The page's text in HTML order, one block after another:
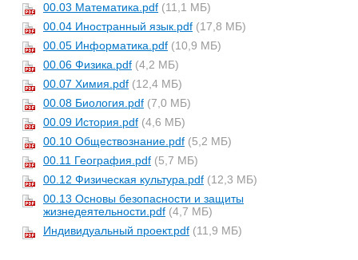
00.03 Математика.pdf (11,1 МБ)
00.04 Иностранный язык.pdf (17,8 МБ)
00.05 Информатика.pdf (10,9 МБ)
00.06 Физика.pdf (4,2 МБ)
00.07 Химия.pdf (12,4 МБ)
00.08 Биология.pdf (7,0 МБ)
00.09 История.pdf (4,6 МБ)
00.10 Обществознание.pdf (5,2 МБ)
00.11 География.pdf (5,7 МБ)
00.12 Физическая культура.pdf (12,3 МБ)
00.13 Основы безопасности и защиты
жизнедеятельности.pdf (4,7 МБ)
Индивидуальный проект.pdf (11,9 МБ)